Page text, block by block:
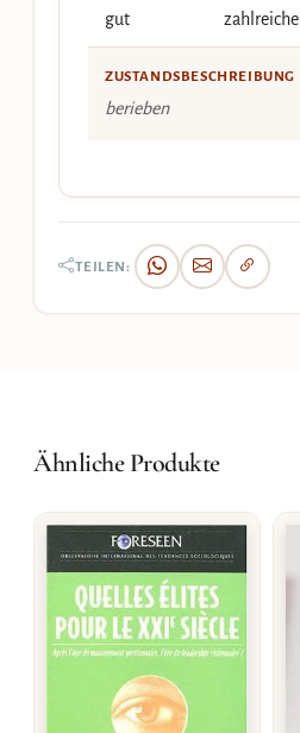
gut zahlreiche
ZUSTANDSBESCHREIBUNG
berieben
TEILEN:
Ähnliche Produkte